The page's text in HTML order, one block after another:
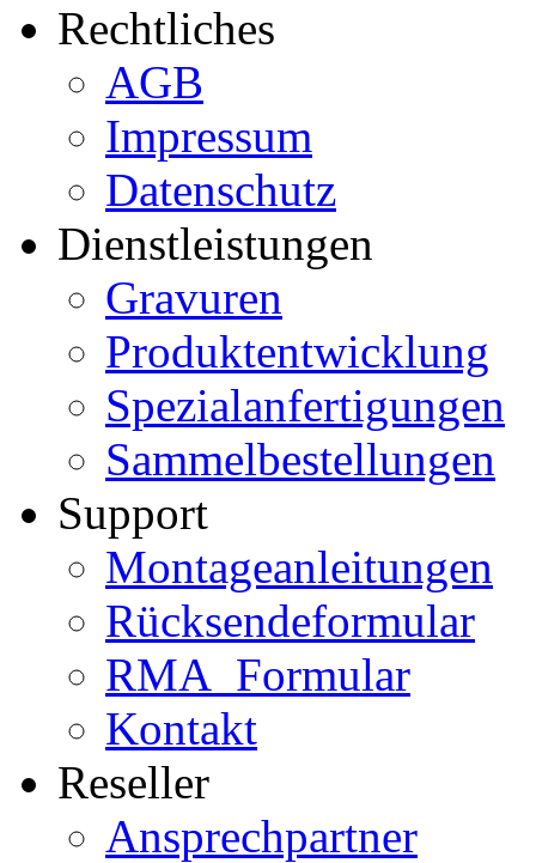
Rechtliches
AGB
Impressum
Datenschutz
Dienstleistungen
Gravuren
Produktentwicklung
Spezialanfertigungen
Sammelbestellungen
Support
Montageanleitungen
Rücksendeformular
RMA_Formular
Kontakt
Reseller
Ansprechpartner